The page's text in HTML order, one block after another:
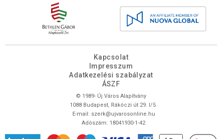
Kapcsolat
Impresszum
Adatkezelési szabályzat
ÁSZF
© 1989- Új Város Alapítvány
1088 Budapest, Rákóczi út 29. I/5.
E-mail: szerk@ujvarosonline.hu
Adószám: 18041930-1-42